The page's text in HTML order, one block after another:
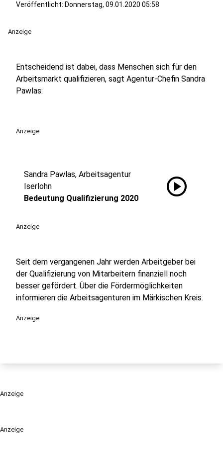
Anzeige
Veröffentlicht: Donnerstag, 09.01.2020 05:58
Anzeige
Entscheidend ist dabei, dass Menschen sich für den
Arbeitsmarkt qualifizieren, sagt Agentur-Chefin Sandra
Pawlas:
Anzeige
Sandra Pawlas, Arbeitsagentur
Iserlohn
Bedeutung Qualifizierung 2020
play_circle
Anzeige
Seit dem vergangenen Jahr werden Arbeitgeber bei
der Qualifizierung von Mitarbeitern finanziell noch
besser gefördert. Über die Fördermöglichkeiten
informieren die Arbeitsagenturen im Märkischen Kreis.
Anzeige
Anzeige